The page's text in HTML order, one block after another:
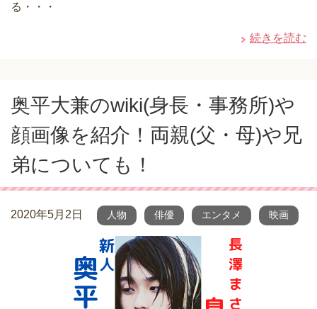
る・・・
続きを読む
奥平大兼のwiki(身長・事務所)や
顔画像を紹介！両親(父・母)や兄
弟についても！
2020年5月2日 人物 俳優 エンタメ 映画